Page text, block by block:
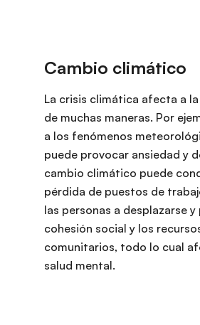
La crisis climática afecta a
de muchas maneras. Por
a los fenómenos
puede provocar ansiedad y
cambio climático puede
pérdida de puestos de
las personas a desplazarse
cohesión social y los
comunitarios, todo lo cual
salud mental.